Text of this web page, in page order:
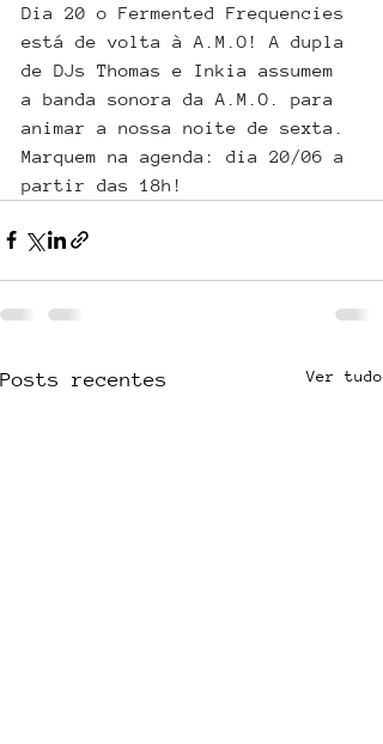
Dia 20 o Fermented Frequencies
está de volta à A.M.O! A dupla
de DJs Thomas e Inkia assumem
a banda sonora da A.M.O. para
animar a nossa noite de sexta.
Marquem na agenda: dia 20/06 a
partir das 18h!
Posts recentes Ver tudo